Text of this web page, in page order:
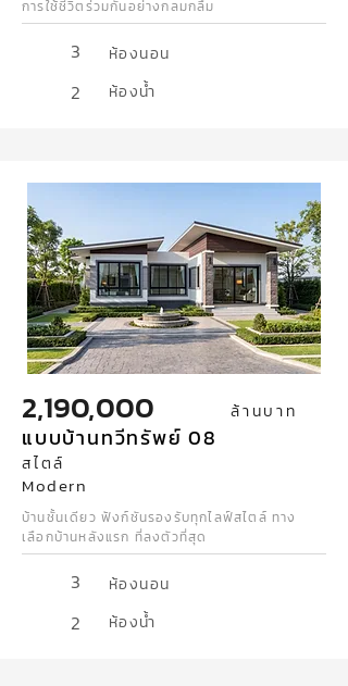
การใช้ชีวิตร่วมกันอย่างกลมกลืม
3 ห้องนอน
2 ห้องน้ำ
2,190,000 ล้านบาท
แบบบ้านทวีทรัพย์ 08
สไตล์
Modern
บ้านชั้นเดียว ฟังก์ชันรองรับทุกไลฟ์สไตล์ ทาง
เลือกบ้านหลังแรก ที่ลงตัวที่สุด
3 ห้องนอน
2 ห้องน้ำ